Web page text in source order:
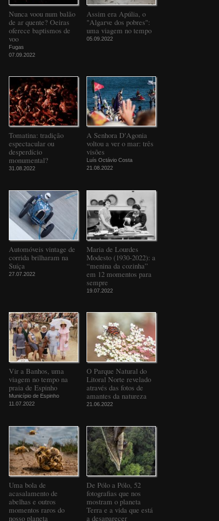
Nunca voou num balão
de ar quente? Oeiras
oferece baptismos de
voo
Fugas
07.09.2022
Assim era Apúlia, o
"Algarve dos pobres":
uma viagem no tempo
05.09.2022
Tomatina: tradição
espectacular ou
desperdício
monumental?
31.08.2022
A Senhora D'Agonia
voltou a ver o mar: três
visões
Luís Octávio Costa
21.08.2022
Automóveis vintage de
corrida brilharam na
Suíça
27.07.2022
Maria de Lourdes
Modesto (1930-2022): a
“menina da cozinha”
em 12 momentos para
sempre
19.07.2022
Vir a Banhos, uma
viagem no tempo na
praia de Espinho
Município de Espinho
11.07.2022
O Parque Natural do
Litoral Norte revelado
através das fotos de
amantes da natureza
21.06.2022
Uma bola de
acasalamento de
abelhas e outros
momentos raros do
nosso planeta
De Pólo a Pólo, 52
fotografias que nos
mostram o planeta
Terra e a vida que está
a desaparecer